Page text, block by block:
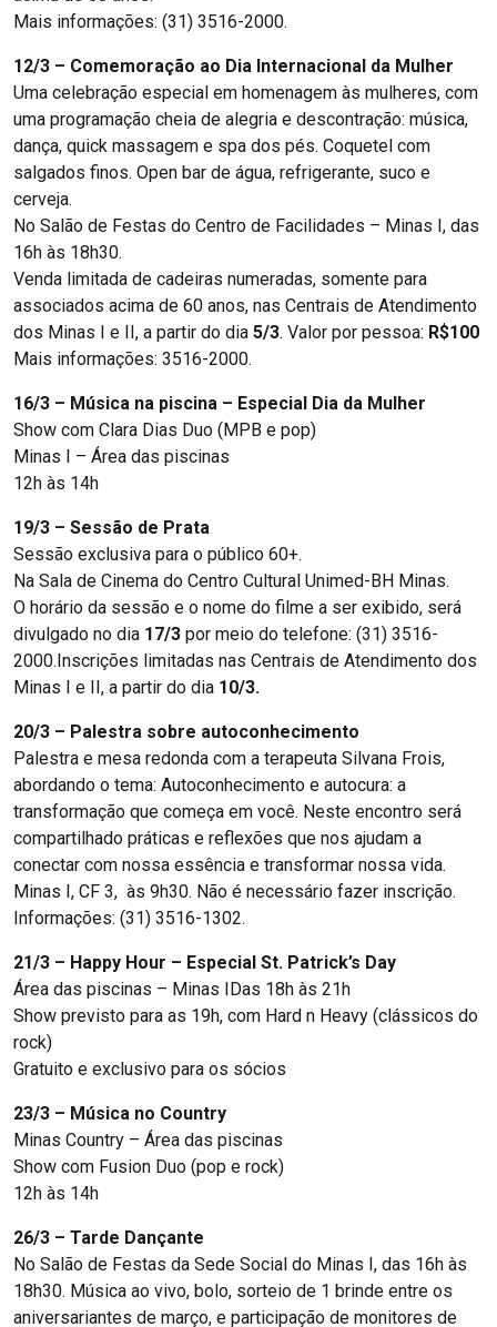
Mais informações: (31) 3516-2000.
12/3 – Comemoração ao Dia Internacional da Mulher
Uma celebração especial em homenagem às mulheres, com
uma programação cheia de alegria e descontração: música,
dança, quick massagem e spa dos pés. Coquetel com
salgados finos. Open bar de água, refrigerante, suco e
cerveja.
No Salão de Festas do Centro de Facilidades – Minas I, das
16h às 18h30.
Venda limitada de cadeiras numeradas, somente para
associados acima de 60 anos, nas Centrais de Atendimento
dos Minas I e II, a partir do dia 5/3. Valor por pessoa: R$100
Mais informações: 3516-2000.
16/3 – Música na piscina – Especial Dia da Mulher
Show com Clara Dias Duo (MPB e pop)
Minas I – Área das piscinas
12h às 14h
19/3 – Sessão de Prata
Sessão exclusiva para o público 60+.
Na Sala de Cinema do Centro Cultural Unimed-BH Minas.
O horário da sessão e o nome do filme a ser exibido, será
divulgado no dia 17/3 por meio do telefone: (31) 3516-
2000.Inscrições limitadas nas Centrais de Atendimento dos
Minas I e II, a partir do dia 10/3.
20/3 – Palestra sobre autoconhecimento
Palestra e mesa redonda com a terapeuta Silvana Frois,
abordando o tema: Autoconhecimento e autocura: a
transformação que começa em você. Neste encontro será
compartilhado práticas e reflexões que nos ajudam a
conectar com nossa essência e transformar nossa vida.
Minas I, CF 3, às 9h30. Não é necessário fazer inscrição.
Informações: (31) 3516-1302.
21/3 – Happy Hour – Especial St. Patrick’s Day
Área das piscinas – Minas IDas 18h às 21h
Show previsto para as 19h, com Hard n Heavy (clássicos do
rock)
Gratuito e exclusivo para os sócios
23/3 – Música no Country
Minas Country – Área das piscinas
Show com Fusion Duo (pop e rock)
12h às 14h
26/3 – Tarde Dançante
No Salão de Festas da Sede Social do Minas I, das 16h às
18h30. Música ao vivo, bolo, sorteio de 1 brinde entre os
aniversariantes de março, e participação de monitores de